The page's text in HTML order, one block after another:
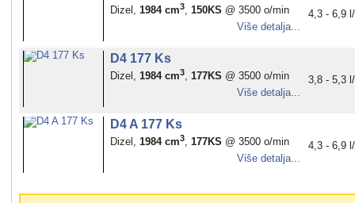
Dizel, 1984 cm3, 150KS @ 3500 o/min
Više detalja...
4,3 - 6,9
D4 177 Ks
Dizel, 1984 cm3, 177KS @ 3500 o/min
Više detalja...
3,8 - 5,3
D4 A 177 Ks
Dizel, 1984 cm3, 177KS @ 3500 o/min
Više detalja...
4,3 - 6,9